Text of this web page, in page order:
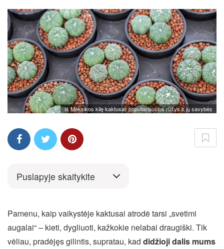
Iš Meksikos kilę kaktusai: populiariausios rūšys ir jų savybės
Puslapyje skaitykite
Pamenu, kaip vaikystėje kaktusai atrodė tarsi „svetimi
augalai“ – kieti, dygliuoti, kažkokie nelabai draugiški. Tik
vėliau, pradėjęs gilintis, supratau, kad didžioji dalis mums